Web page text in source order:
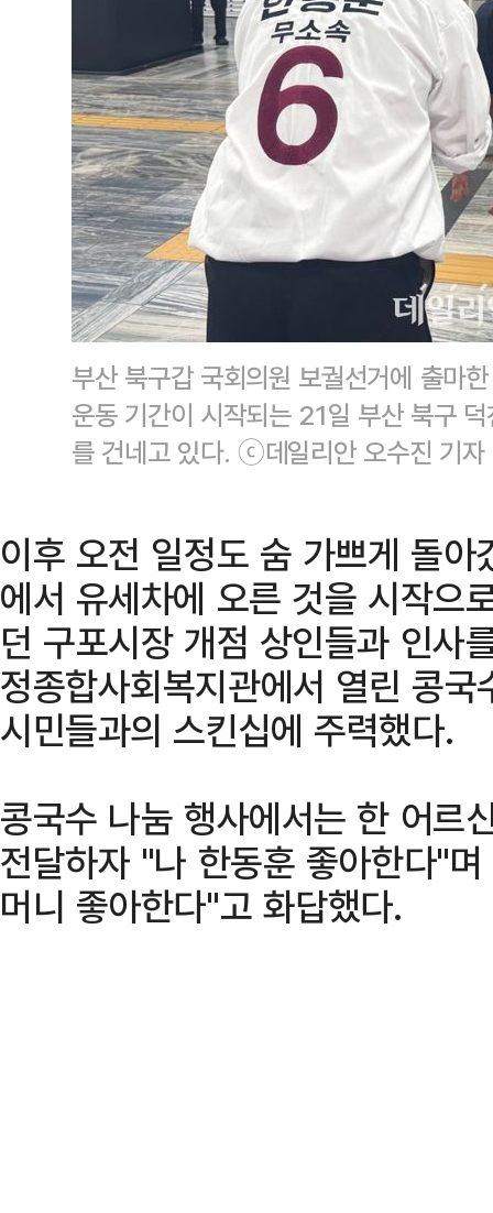
부산 북구갑 국회의원 보궐선거에 출마
운동 기간이 시작되는 21일 부산 북구
를 건네고 있다. ⓒ데일리안 오수진 기자
이후 오전 일정도 숨 가쁘게 돌
에서 유세차에 오른 것을 시작으
던 구포시장 개점 상인들과 인사
정종합사회복지관에서 열린 콩
시민들과의 스킨십에 주력했다.
콩국수 나눔 행사에서는 한 어르
전달하자 "나 한동훈 좋아한다"
머니 좋아한다"고 화답했다.